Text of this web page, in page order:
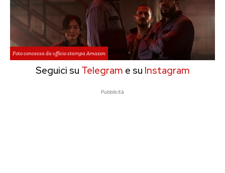
Foto concessa da ufficio stampa Amazon
Seguici su Telegram e su Instagram
Pubblicità